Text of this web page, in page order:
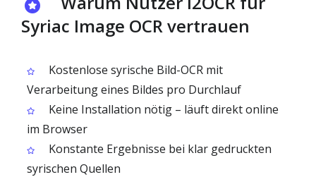
Syriac Image OCR vertrauen
Kostenlose syrische Bild-OCR mit
Verarbeitung eines Bildes pro Durchlauf
Keine Installation nötig – läuft direkt online
im Browser
Konstante Ergebnisse bei klar gedruckten
syrischen Quellen